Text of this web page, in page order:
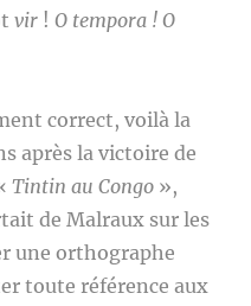
vir !O tempora ! O
correct, voilà la
après la victoire de
Tintin au Congo »,
de Malraux sur les
une orthographe
toute référence aux